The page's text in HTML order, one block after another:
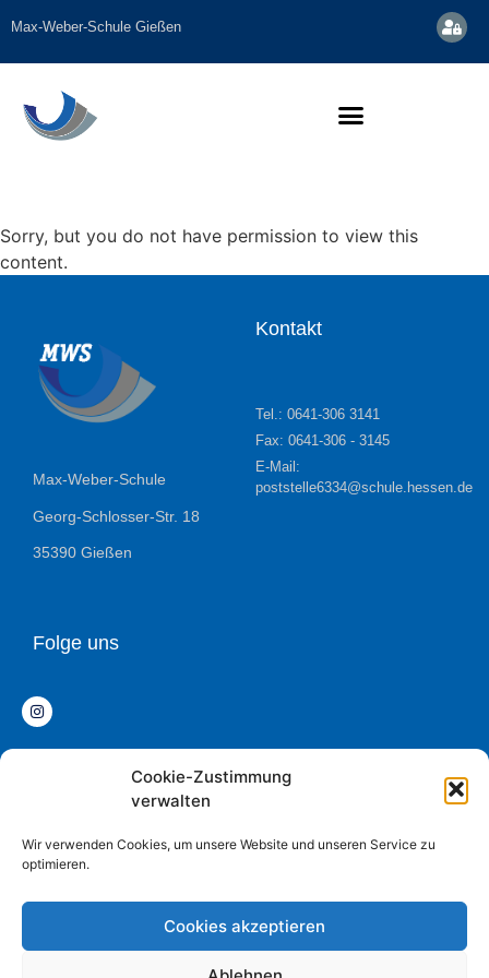
Cookie-Zustimmung
verwalten
Wir verwenden Cookies, um unsere Website und unseren Service zu
optimieren.
Cookies akzeptieren
Max-Weber-Schule Gießen
Sorry, but you do not have permission to view this
content.
Max-Weber-Schule
Georg-Schlosser-Str. 18
35390 Gießen
Kontakt
Tel.: 0641-306 3141
Fax: 0641-306 - 3145
E-Mail:
poststelle6334@schule.hessen.de
Folge uns
Datenschutz
© COPYRIGHT 2020 Max-Weber-Schule
Powered and designed by ITWerk Giessen GmbH.